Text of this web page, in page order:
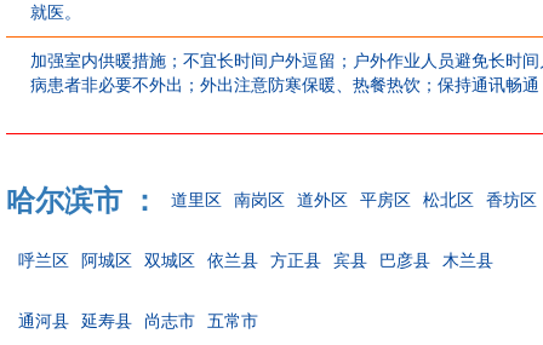
就医。
加强室内供暖措施；不宜长时间户外逗留；户外作业人员避免长时
病患者非必要不外出；外出注意防寒保暖、热餐热饮；保持通讯畅
哈尔滨市 ： 道里区 南岗区 道外区 平房区 松北区 香坊区
呼兰区 阿城区 双城区 依兰县 方正县 宾县 巴彦县 木兰县
通河县 延寿县 尚志市 五常市